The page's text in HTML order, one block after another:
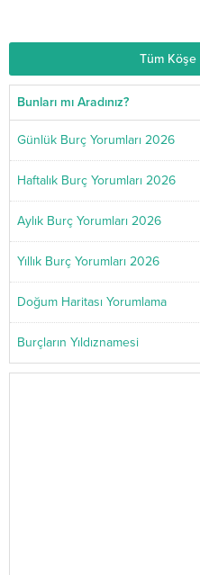
Tüm Köşe
Bunları mı Aradınız?
Günlük Burç Yorumları 2026
Haftalık Burç Yorumları 2026
Aylık Burç Yorumları 2026
Yıllık Burç Yorumları 2026
Doğum Haritası Yorumlama
Burçların Yıldıznamesi